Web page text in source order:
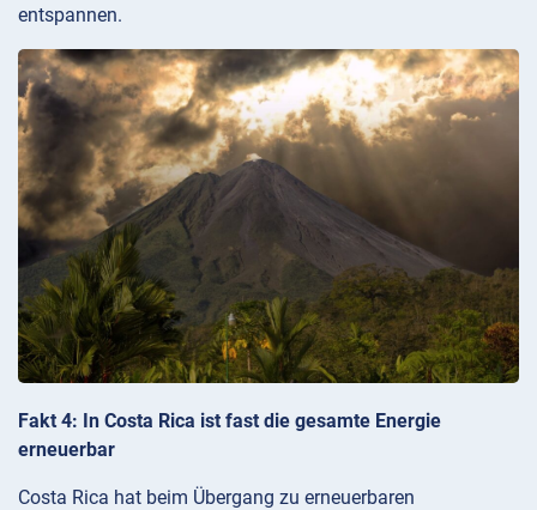
entspannen.
Fakt 4: In Costa Rica ist fast die gesamte Energie
erneuerbar
Costa Rica hat beim Übergang zu erneuerbaren